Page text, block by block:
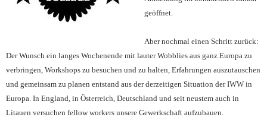
geöffnet.
Aber nochmal einen Schritt zurück:
Der Wunsch ein langes Wochenende mit lauter Wobblies aus ganz Europa zu
verbringen, Workshops zu besuchen und zu halten, Erfahrungen auszutauschen
und gemeinsam zu planen entstand aus der derzeitigen Situation der IWW in
Europa. In England, in Österreich, Deutschland und seit neustem auch in
Litauen versuchen fellow workers unsere Gewerkschaft aufzubauen.